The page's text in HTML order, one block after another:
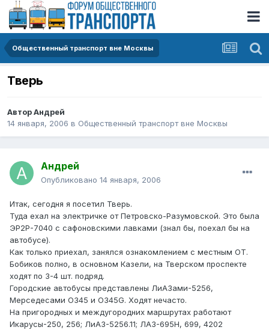
Общественный транспорт вне Москвы
Тверь
АвторАндрей
14 января, 2006 в Общественный транспорт вне Москвы
Андрей
Опубликовано 14 января, 2006
Итак, сегодня я посетил Тверь.
Туда ехал на электричке от Петровско-Разумовской. Это была
ЭР2Р-7040 с сафоновскими лавками (знал бы, поехал бы на
автобусе).
Как только приехал, занялся ознакомлением с местным ОТ.
Бобиков полно, в основном Казели, на Тверском проспекте
ходят по 3-4 шт. подряд.
Городские автобусы представлены ЛиАЗами-5256,
Мерседесами О345 и О345G. Ходят нечасто.
На пригородных и междугородних маршрутах работают
Икарусы-250, 256; ЛиАЗ-5256.11; ЛАЗ-695Н, 699, 4202